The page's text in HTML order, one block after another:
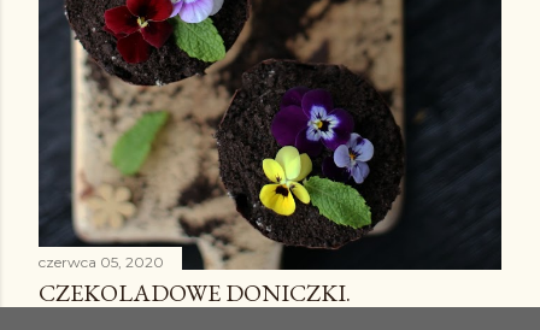
czerwca 05, 2020
CZEKOLADOWE DONICZKI.